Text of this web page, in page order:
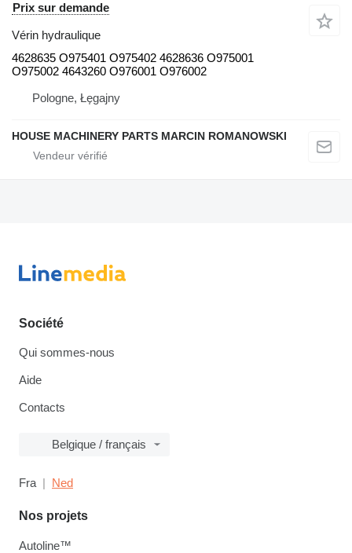
Prix sur demande
Vérin hydraulique
4628635 O975401 O975402 4628636 O975001
O975002 4643260 O976001 O976002
Pologne, Łęgajny
HOUSE MACHINERY PARTS MARCIN ROMANOWSKI
Société
Qui sommes-nous
Aide
Contacts
Belgique / français
Fra Ned
Nos projets
Autoline™